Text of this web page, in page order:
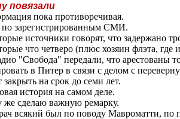
повязали
пока противоречивая.
зарегистрированным СМИ.
источники говорят, что задержано
что четверо (плюс хозяин флэта, где
"Свобода" передали, что арестованы
в Питер в связи с делом с
закрыть на срок до семи лет.
история на самом деле.
же сделаю важную ремарку.
всякий был по поводу Мавроматти,